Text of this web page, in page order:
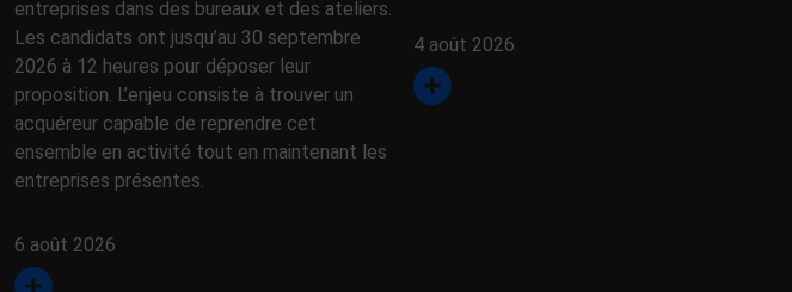
entreprises dans des bureaux et des ateliers.
Les candidats ont jusqu’au 30 septembre
2026 à 12 heures pour déposer leur
proposition. L’enjeu consiste à trouver un
acquéreur capable de reprendre cet
ensemble en activité tout en maintenant les
entreprises présentes.
6 août 2026
4 août 2026